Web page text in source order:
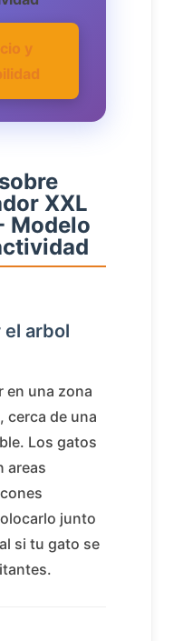
y
XXL
Modelo
el arbol
en una zona
cerca de una
Los gatos
areas
junto
si tu gato se